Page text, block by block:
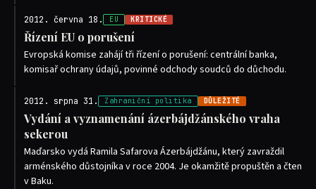
2012. června 18. EU KRITICKÉ
Řízení EU o porušení
Evropská komise zahájí tři řízení o porušení: centrální banka,
komisař ochrany údajů, povinné odchody soudců do důchodu.
2012. srpna 31. Zahraniční politika DŮLEŽITÉ
Vydání a vyznamenání ázerbájdžánského vraha
sekerou
Maďarsko vydá Ramila Safarova Ázerbájdžánu, který zavraždil
arménského důstojníka v roce 2004. Je okamžitě propuštěn a čten
v Baku.